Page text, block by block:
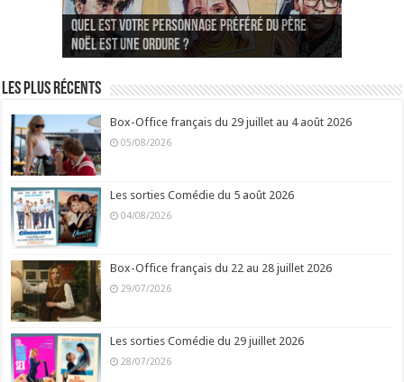
Quelles sont vos comédies françaises
préférées de 2022 ?
Quel est votre personnage préféré du Père
Noël est une ordure ?
Quelles sont vos comédies françaises
préférées de 2021 ?
Quel est votre « Gendarme » préféré ?
Quels sont vos 3 comédies de Jean-Marie Poiré
préférées ?
Quel est votre « Tati » préféré ?
Quel est votre « bronzé » préféré ?
Les plus récents
Box-Office français du 29 juillet au 4 août 2026
05/08/2026
Les sorties Comédie du 5 août 2026
04/08/2026
Box-Office français du 22 au 28 juillet 2026
29/07/2026
Les sorties Comédie du 29 juillet 2026
28/07/2026